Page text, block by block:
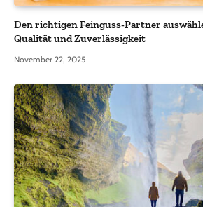
Den richtigen Feinguss-Partner
Qualität und Zuverlässigkeit
November 22, 2025